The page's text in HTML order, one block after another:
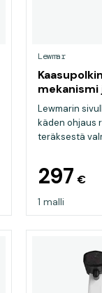
Lewmar
mekanismi
Lewmarin
käden ohjaus
teräksestä
297€
1 malli